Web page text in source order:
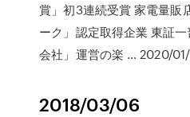
賞」初3連続受賞 家電量販
ーク」認定取得企業 東証
会社」運営の楽 … 2020/
2018/03/06